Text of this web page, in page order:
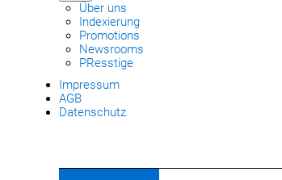
Über uns
Indexierung
Promotions
Newsrooms
PResstige
Impressum
AGB
Datenschutz